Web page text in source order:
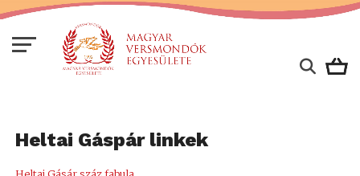
Heltai Gáspár linkek